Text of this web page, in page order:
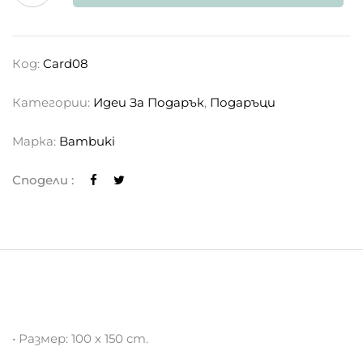
Код: Card08
Категории: Идеи За Подарък, Подаръци
Марка: Bambuki
Сподели :
• Размер: 100 х 150 cm.